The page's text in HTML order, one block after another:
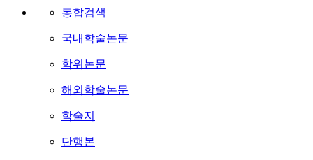
통합검색
국내학술논문
학위논문
해외학술논문
학술지
단행본